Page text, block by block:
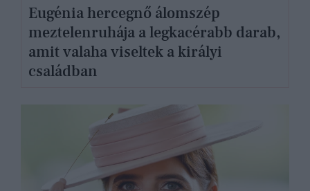
Eugénia hercegnő álomszép
meztelenruhája a legkacérabb darab,
amit valaha viseltek a királyi
családban